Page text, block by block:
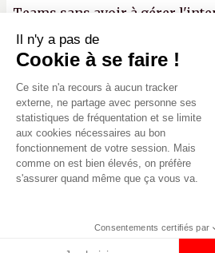
Teams sans avoir à gérer
continent. Pauvre ackboo,
bottes, Relic vient donc de
casque.P.
Non-Stop. Tous droits réservés.
Il n'y a pas de
Cookie à se faire !
Ce site n'a recours à aucun tracker
externe, ne partage avec personne ses
statistiques de fréquentation et se limite
aux cookies nécessaires au bon
fonctionnement de votre session. Mais
comme on est bien élevés, on préfère
s'assurer quand même que ça vous va.
Consentements certifiés par